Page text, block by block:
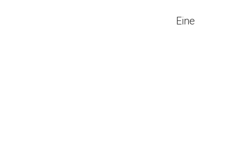
Eine